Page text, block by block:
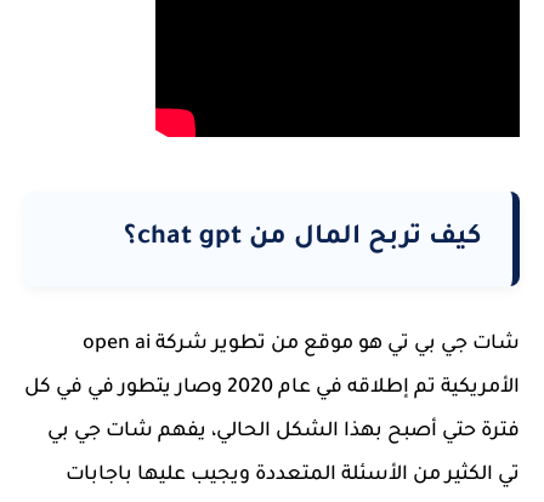
كيف تربح المال من chat gpt؟
شات جي بي تي هو موقع من تطوير شركة open ai
الأمريكية تم إطلاقه في عام 2020 وصار يتطور في في كل
فترة حتي أصبح بهذا الشكل الحالي، يفهم شات جي بي
تي الكثير من الأسئلة المتعددة ويجيب عليها باجابات